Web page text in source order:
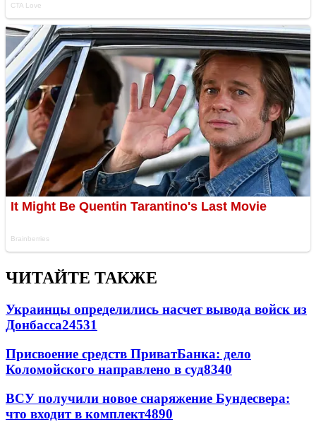
ЧИТАЙТЕ ТАКЖЕ
Украинцы определились насчет вывода войск из
Донбасса24531
Присвоение средств ПриватБанка: дело
Коломойского направлено в суд8340
ВСУ получили новое снаряжение Бундесвера:
что входит в комплект4890